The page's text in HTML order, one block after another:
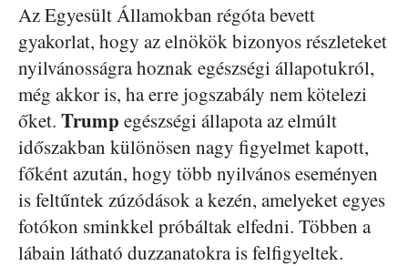
Az Egyesült Államokban régóta bevett
gyakorlat, hogy az elnökök bizonyos részleteket
nyilvánosságra hoznak egészségi állapotukról,
még akkor is, ha erre jogszabály nem kötelezi
őket. Trump egészségi állapota az elmúlt
időszakban különösen nagy figyelmet kapott,
főként azután, hogy több nyilvános eseményen
is feltűntek zúzódások a kezén, amelyeket egyes
fotókon sminkkel próbáltak elfedni. Többen a
lábain látható duzzanatokra is felfigyeltek.